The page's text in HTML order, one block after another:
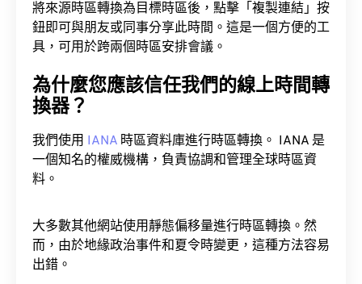
將來源時區轉換為目標時區後，點擊「複製連結」按
鈕即可與朋友或同事分享此時間。這是一個方便的工
具，可用於跨兩個時區安排會議。
為什麼您應該信任我們的線上時間轉
換器？
我們使用 IANA 時區資料庫進行時區轉換。 IANA 是
一個知名的權威機構，負責協調和管理全球時區資
料。
大多數其他網站使用靜態偏移量進行時區轉換。然
而，由於地緣政治事件和夏令時變更，這種方法容易
出錯。